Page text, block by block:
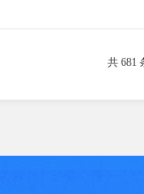
共 681